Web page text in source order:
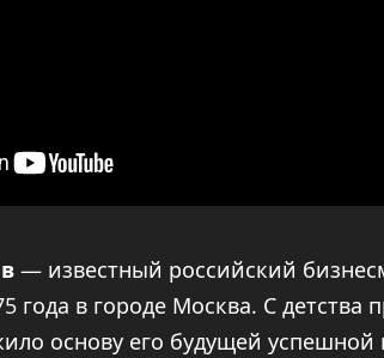
— известный российский
года в городе Москва. С детства
основу его будущей успешной